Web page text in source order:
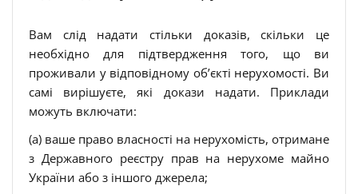
Вам слід надати стільки доказів, скільки це
необхідно для підтвердження того, що ви
проживали у відповідному об’єкті нерухомості. Ви
самі вирішуєте, які докази надати. Приклади
можуть включати:
(a) ваше право власності на нерухомість, отримане
з Державного реєстру прав на нерухоме майно
України або з іншого джерела;